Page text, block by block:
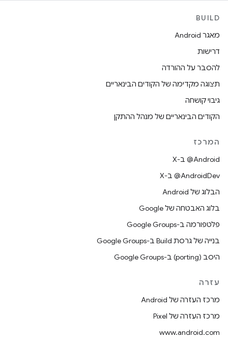
BUILD
מאגר Android
דרישות
להסבר על ההורדה
תצוגה מקדימה של הקודים הבינאריים
גיבוי קושחה
הקודים הבינאריים של מנהל ההתקן
המרכז
‫‎@Android ב-X
‫‎@AndroidDev ב-X
הבלוג של Android
בלוג האבטחה של Google
פלטפורמה ב-Google Groups
בנייה של גרסת Build ב-Google Groups
היסב (porting) ב-Google Groups
עזרה
מרכז העזרה של Android
מרכז העזרה של Pixel
www.android.com